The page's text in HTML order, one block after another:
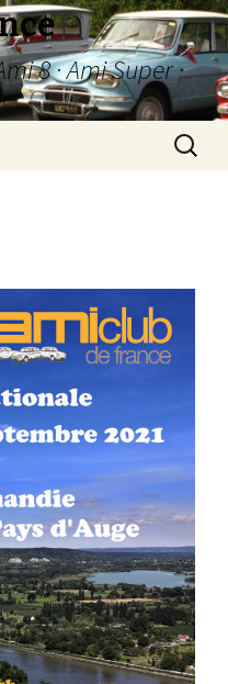
8 · Ami Super ·